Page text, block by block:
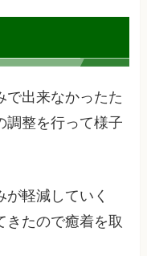
で出来なかったた
調整を行って様子
軽減していく
きたので癒着を取